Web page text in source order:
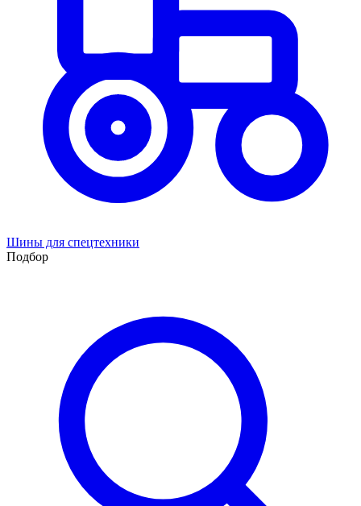
Шины для спецтехники
Подбор